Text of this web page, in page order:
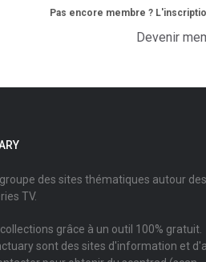
Pas encore membre ?
Devenir
des sites thématiques autour
TV.
grâce à un outil 100% gratuit.
sont des sites d'information et